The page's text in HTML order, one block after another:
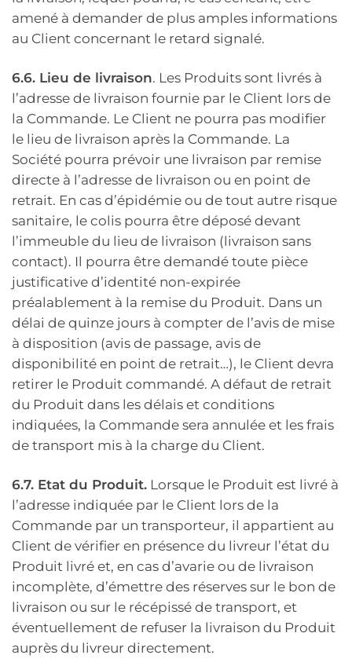
amené à demander de plus amples informations
au Client concernant le retard signalé.
6.6. Lieu de livraison. Les Produits sont livrés à
l’adresse de livraison fournie par le Client lors de
la Commande. Le Client ne pourra pas modifier
le lieu de livraison après la Commande. La
Société pourra prévoir une livraison par remise
directe à l’adresse de livraison ou en point de
retrait. En cas d’épidémie ou de tout autre risque
sanitaire, le colis pourra être déposé devant
l’immeuble du lieu de livraison (livraison sans
contact). Il pourra être demandé toute pièce
justificative d’identité non-expirée
préalablement à la remise du Produit. Dans un
délai de quinze jours à compter de l’avis de mise
à disposition (avis de passage, avis de
disponibilité en point de retrait…), le Client devra
retirer le Produit commandé. A défaut de retrait
du Produit dans les délais et conditions
indiquées, la Commande sera annulée et les frais
de transport mis à la charge du Client.
6.7. Etat du Produit. Lorsque le Produit est livré à
l’adresse indiquée par le Client lors de la
Commande par un transporteur, il appartient au
Client de vérifier en présence du livreur l’état du
Produit livré et, en cas d’avarie ou de livraison
incomplète, d’émettre des réserves sur le bon de
livraison ou sur le récépissé de transport, et
éventuellement de refuser la livraison du Produit
auprès du livreur directement.